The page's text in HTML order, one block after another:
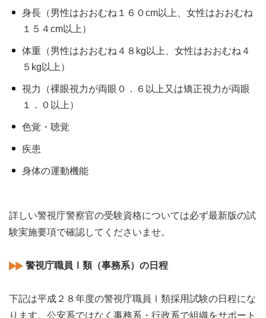
身長（男性はおおむね１６０cm以上、女性はおおむね
１５４cm以上）
体重（男性はおおむね４８kg以上、女性はおおむね４
５kg以上）
視力（裸眼視力が両眼０．６以上又は矯正視力が両眼
１．０以上）
色覚・聴覚
疾患
身体の運動機能
詳しい警視庁警察官の受験資格については必ず最新版の試
験実施要項で確認してくださいませ。
警視庁職員Ⅰ類（事務系）の日程
下記は平成２８年度の警視庁職員Ⅰ類採用試験の日程にな
ります。公安系ではなく事務系・行政系で組織をサポート